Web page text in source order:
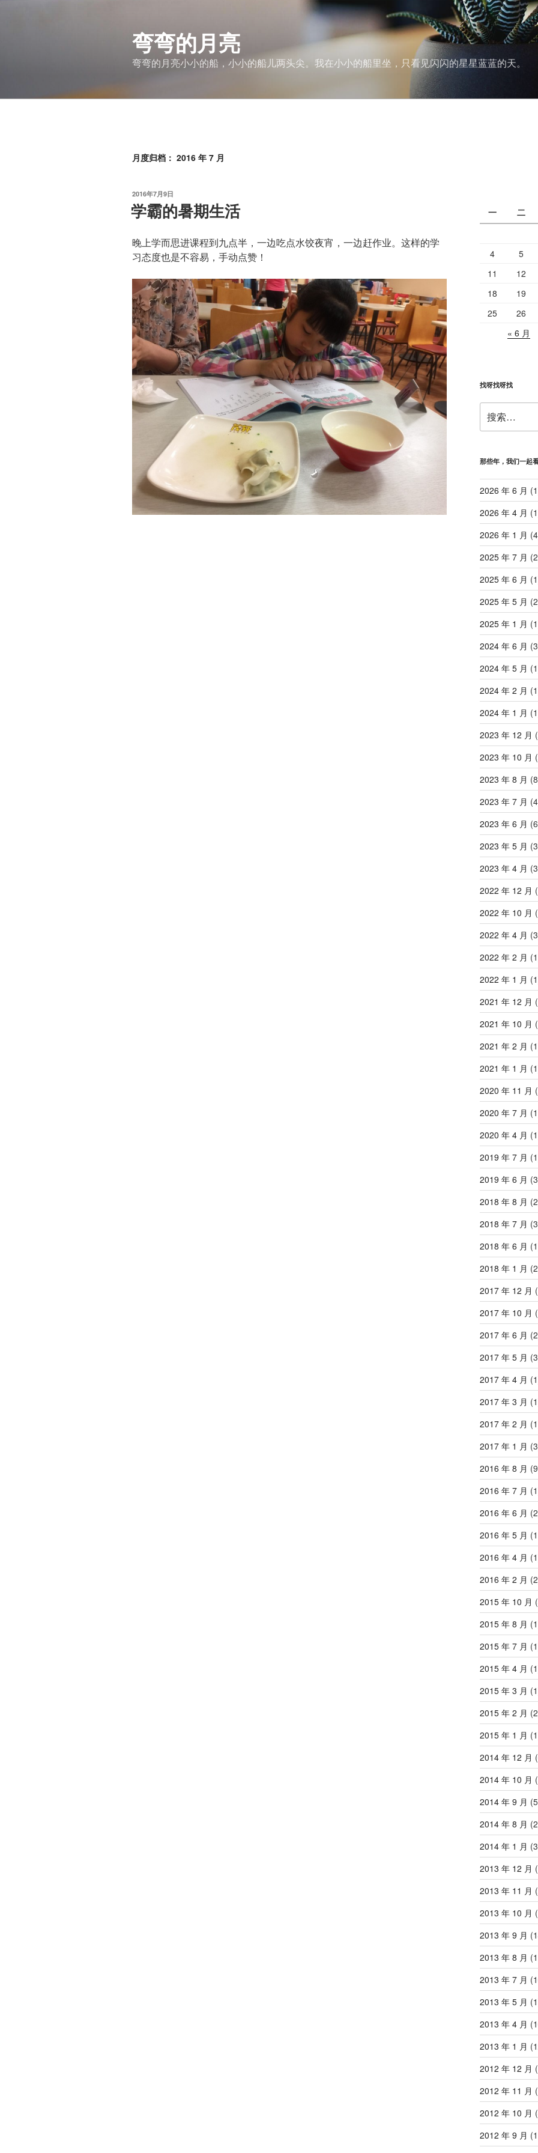
弯弯的月亮
弯弯的月亮小小的船，小小的船儿两头尖。我在小小的船里坐，只看见闪闪的星星蓝蓝的天。
月度归档： 2016 年 7 月
发
布
于
2016年7月9日
学霸的暑期生活
晚上学而思进课程到九点半，一边吃点水饺夜宵，一边赶作业。这样的学
习态度也是不容易，手动点赞！
一
二
4
5
11
12
18
19
25
26
« 6 月
找呀找呀找
索：
那些年，我们一起
2026 年 6 月
2026 年 4 月
2026 年 1 月
2025 年 7 月
2025 年 6 月
2025 年 5 月
2025 年 1 月
2024 年 6 月
2024 年 5 月
2024 年 2 月
2024 年 1 月
2023 年 12 月
2023 年 10 月
2023 年 8 月
2023 年 7 月
2023 年 6 月
2023 年 5 月
2023 年 4 月
2022 年 12 月
2022 年 10 月
2022 年 4 月
2022 年 2 月
2022 年 1 月
2021 年 12 月
2021 年 10 月
2021 年 2 月
2021 年 1 月
2020 年 11 月
2020 年 7 月
2020 年 4 月
2019 年 7 月
2019 年 6 月
2018 年 8 月
2018 年 7 月
2018 年 6 月
2018 年 1 月
2017 年 12 月
2017 年 10 月
2017 年 6 月
2017 年 5 月
2017 年 4 月
2017 年 3 月
2017 年 2 月
2017 年 1 月
2016 年 8 月
2016 年 7 月
2016 年 6 月
2016 年 5 月
2016 年 4 月
2016 年 2 月
2015 年 10 月
2015 年 8 月
2015 年 7 月
2015 年 4 月
2015 年 3 月
2015 年 2 月
2015 年 1 月
2014 年 12 月
2014 年 10 月
2014 年 9 月
2014 年 8 月
2014 年 1 月
2013 年 12 月
2013 年 11 月
2013 年 10 月
2013 年 9 月
2013 年 8 月
2013 年 7 月
2013 年 5 月
2013 年 4 月
2013 年 1 月
2012 年 12 月
2012 年 11 月
2012 年 10 月
2012 年 9 月